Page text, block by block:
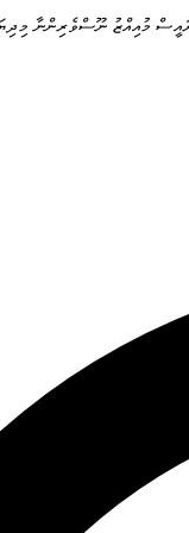
މުއިއްޒު ނޫސްވެރިންނާ މިދިޔަ